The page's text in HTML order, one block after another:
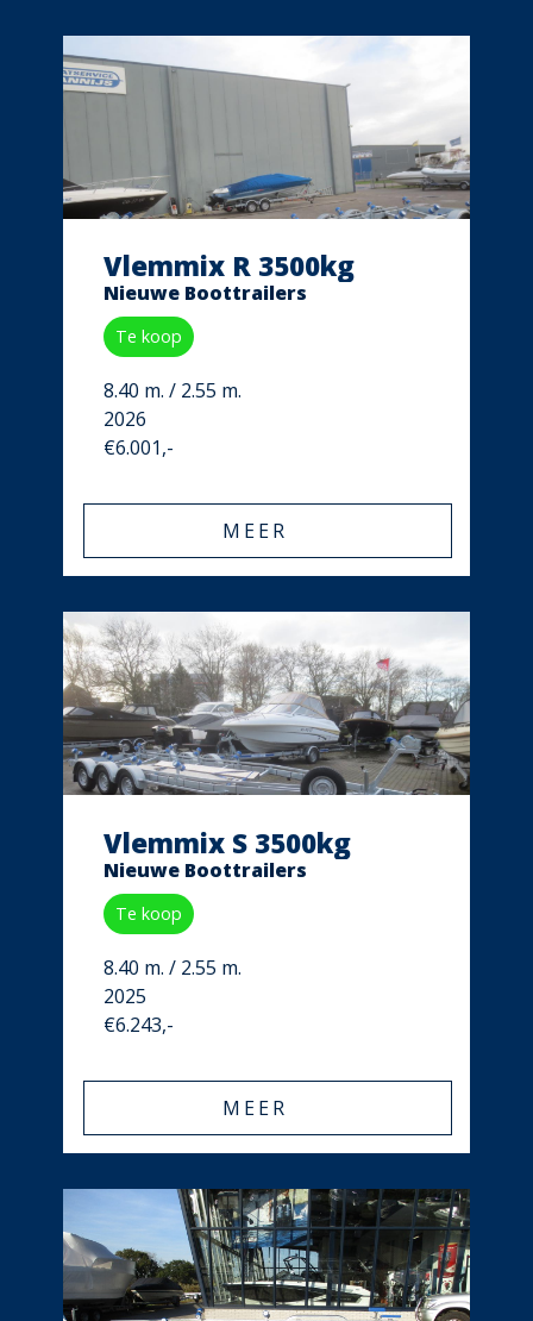
Vlemmix R 3500kg
Nieuwe Boottrailers
Te koop
8.40 m. / 2.55 m.
2026
€6.001,-
MEER
Vlemmix S 3500kg
Nieuwe Boottrailers
Te koop
8.40 m. / 2.55 m.
2025
€6.243,-
MEER